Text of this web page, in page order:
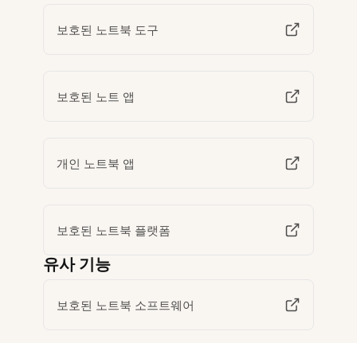
보호된 노트북 도구
보호된 노트 앱
개인 노트북 앱
보호된 노트북 플랫폼
유사 기능
보호된 노트북 소프트웨어